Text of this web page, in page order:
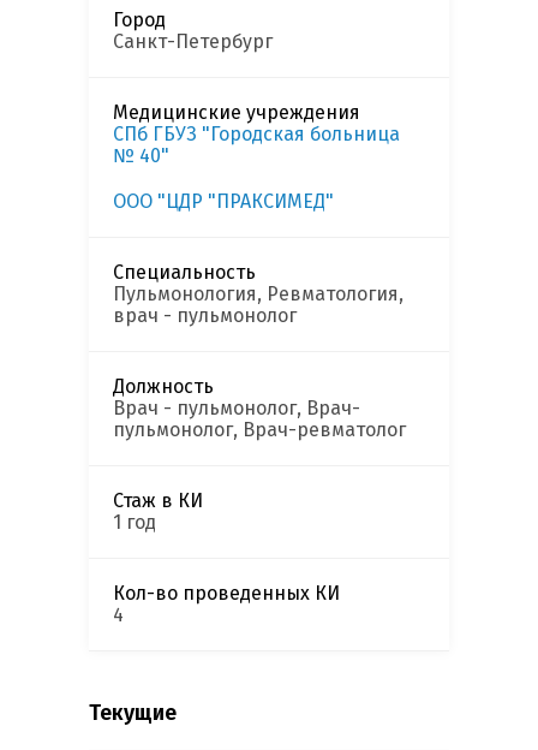
Город
Санкт-Петербург
Медицинские учреждения
СПб ГБУЗ "Городская больница
№ 40"
ООО "ЦДР "ПРАКСИМЕД"
Специальность
Пульмонология, Ревматология,
врач - пульмонолог
Должность
Врач - пульмонолог, Врач-
пульмонолог, Врач-ревматолог
Стаж в КИ
1 год
Кол-во проведенных КИ
4
Текущие